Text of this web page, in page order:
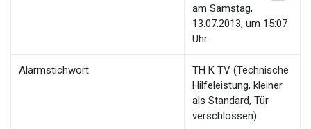
am Samstag,
13.07.2013, um 15:07
Uhr
Alarmstichwort
TH K TV (Technische
Hilfeleistung, kleiner
als Standard, Tür
verschlossen)